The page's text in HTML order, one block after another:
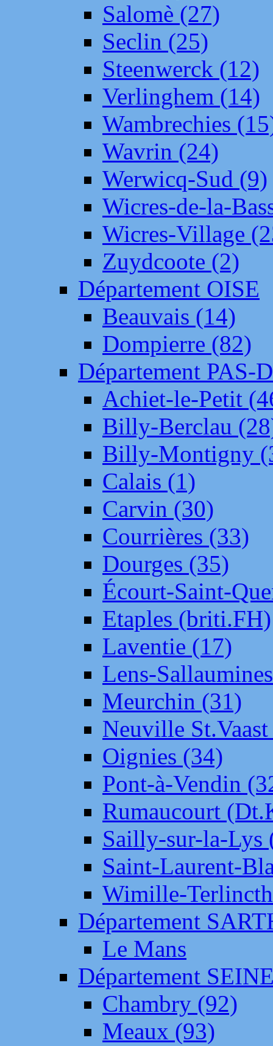
Salomè (27)
Seclin (25)
Steenwerck (12)
Verlinghem (14)
Wambrechies
Wavrin (24)
Werwicq-Sud (9)
Wicres-de-la-
Wicres-Village
Zuydcoote (2)
Département OISE
Beauvais (14)
Dompierre (82)
Département PAS-
Achiet-le-Petit
Billy-Berclau
Billy-Montigny
Calais (1)
Carvin (30)
Courrières (33)
Dourges (35)
Écourt-Saint-
Etaples (briti.FH)
Laventie (17)
Lens-
Meurchin (31)
Neuville
Oignies (34)
Pont-à-Vendin
Rumaucourt
Sailly-sur-la-Lys
Saint-Laurent-
Wimille-
Département
Le Mans
Département
Chambry (92)
Meaux (93)